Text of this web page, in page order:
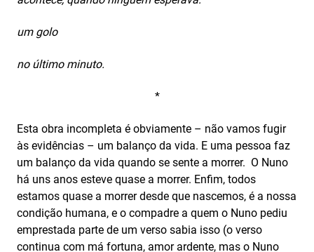
um golo
no último minuto.
*
Esta obra incompleta é obviamente – não vamos fugir
às evidências – um balanço da vida. E uma pessoa faz
um balanço da vida quando se sente a morrer. O Nuno
há uns anos esteve quase a morrer. Enfim, todos
estamos quase a morrer desde que nascemos, é a nossa
condição humana, e o compadre a quem o Nuno pediu
emprestada parte de um verso sabia isso (o verso
continua com má fortuna, amor ardente, mas o Nuno